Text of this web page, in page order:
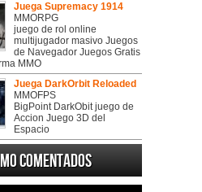
Juega Supremacy 1914
MMORPG
juego de rol online
multijugador masivo Juegos
de Navegador Juegos Gratis
MMO
Juega DarkOrbit Reloaded
MMOFPS
BigPoint DarkObit juego de
Accion Juego 3D del
Espacio
Comentados